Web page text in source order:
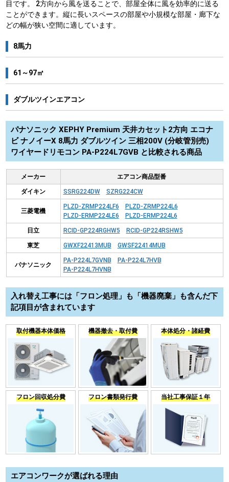
目です。 2方向から風を送ることで、部屋全体に風を効率的に送る
ことができます。縦に長いスペースの部屋や小規模な部屋・廊下な
どの幅が狭い空間に適しています。
8馬力
61～97㎡
ダブルツインエアコン
パナソニック XEPHY Premium 天井カセット2方向 エコナ
ビ ナノイーX 8馬力 ダブルツイン 三相200V (分岐管別売)
ワイヤードリモコン PA-P224L7GVB と比較される商品
メーカー エアコン商品型番
ダイキン SSRG224DW SZRG224CW
三菱電機
PLZD-ZRMP224LF6
PLZD-ZRMP224L6
PLZD-ERMP224LE6
PLZD-ERMP224L6
日立 RCID-GP224RGHW5 RCID-GP224RSHW5
東芝 GWXF22413MUB GWSF22414MUB
パナソニック
PA-P224L7GVNB
PA-P224L7HVB
PA-P224L7HVNB
入れ替え工事には「フロン処理」も「機器廃棄」も含んだ下
記項目が含まれています
取付機器本体価格 機器撤去・取付費 本体処分・諸経費
フロン回収処分費 フロン書類発行費 当社工事保証１年
エアコンワークが選ばれる理由